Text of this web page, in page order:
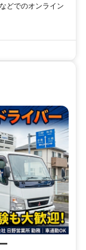
どでのオンライン